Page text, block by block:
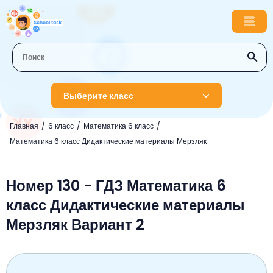
Выберите класс
Главная 6 класс
Математика 6 класс
Математика 6 класс Дидактические материалы Мерзляк
1 класс
Русский язык
Литературное чтение
Окружающий мир
Математика
Математика
Английский язык
Информатика
Литературное чтение
3 класс
Музыка
Окружающий мир
4 класс
5 класс
Номер 130 - ГДЗ Математика 6
класс Дидактические материалы
Мерзляк Вариант 2